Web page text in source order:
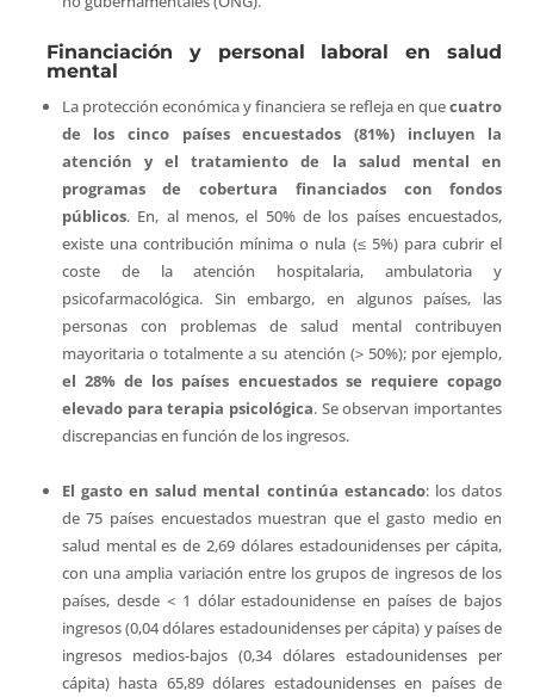
Financiación y personal laboral en salud
mental
La protección económica y financiera se refleja en quecuatro
de los cinco países encuestados (81%) incluyen la
atención y el tratamiento de la salud mental en
programas de cobertura financiados con fondos
públicos. En, al menos, el 50% de los países encuestados,
existe una contribución mínima o nula (≤ 5%) para cubrir el
coste de la atención hospitalaria, ambulatoria y
psicofarmacológica. Sin embargo, en algunos países, las
personas con problemas de salud mental contribuyen
mayoritaria o totalmente a su atención (> 50%); por ejemplo,
el 28% de los países encuestados se requiere copago
elevado para terapia psicológica. Se observan importantes
discrepancias en función de los ingresos.
El gasto en salud mental continúa estancado: los datos
de 75 países encuestados muestran que el gasto medio en
salud mental es de 2,69 dólares estadounidenses per cápita,
con una amplia variación entre los grupos de ingresos de los
países, desde < 1 dólar estadounidense en países de bajos
ingresos (0,04 dólares estadounidenses per cápita) y países de
ingresos medios-bajos (0,34 dólares estadounidenses per
cápita) hasta 65,89 dólares estadounidenses en países de